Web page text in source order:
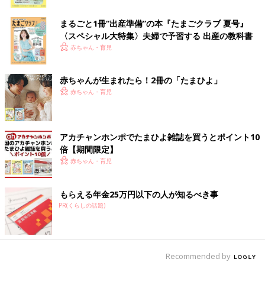
●卒園児退場
先生や保護者の拍手の中、退場します。
●記念撮影
園長先生、担任の保育士、保護者とともに卒園児の集合写真を撮
ります。
卒園式当日の服装や持ち物は？
入園式のように特別に決まった荷物はありません。謝恩会で必要
なものや普段外出するときに持っていくもので大丈夫。でも、ほ
とんどのママ、そしてパパも泣いてしまうことが多いというの
で、ハンカチやミニタオルは必須かもしれません。
最近はスマホなどで撮影する人が増えていますが、子育ての思い
出は記録に収めたいものです。
特別にカメラやビデオカメラを持っていく人はその用意とメモリ
やバッテリーの確認を。
まるごと1冊“出産準備”の本『たまごクラブ 夏号』
〈スペシャル大特集〉夫婦で予習する 出産の教科書
赤ちゃん・育児
赤ちゃんが生まれたら！2冊の「たまひよ」
赤ちゃん・育児
アカチャンホンポでたまひよ雑誌を買うとポイント10
倍【期間限定】
赤ちゃん・育児
もらえる年金25万円以下の人が知るべき事
PR(くらしの話題)
Recommended by